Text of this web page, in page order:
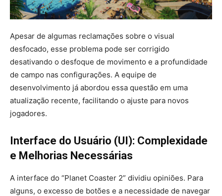
Apesar de algumas reclamações sobre o visual
desfocado, esse problema pode ser corrigido
desativando o desfoque de movimento e a profundidade
de campo nas configurações. A equipe de
desenvolvimento já abordou essa questão em uma
atualização recente, facilitando o ajuste para novos
jogadores.
Interface do Usuário (UI): Complexidade
e Melhorias Necessárias
A interface do “Planet Coaster 2” dividiu opiniões. Para
alguns, o excesso de botões e a necessidade de navegar